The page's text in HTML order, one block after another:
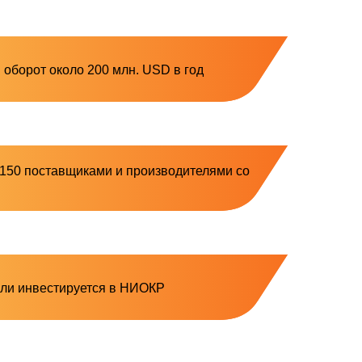
около 200 млн. USD в год
поставщиками и производителями со
инвестируется в НИОКР